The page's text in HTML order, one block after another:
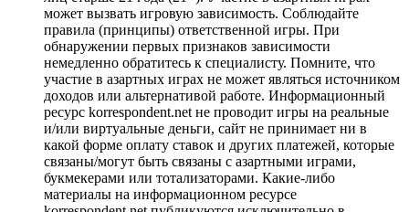
может вызвать игровую зависимость. Соблюдайте
правила (принципы) ответственной игры. При
обнаружении первых признаков зависимости
немедленно обратитесь к специалисту. Помните, что
участие в азартных играх не может являться источником
доходов или альтернативой работе. Информационный
ресурс korrespondent.net не проводит игры на реальные
и/или виртуальные деньги, сайт не принимает ни в
какой форме оплату ставок и других платежей, которые
связаны/могут быть связаны с азартными играми,
букмекерами или тотализаторами. Какие-либо
материалы на информационном ресурсе